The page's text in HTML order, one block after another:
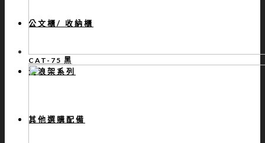
公文櫃/ 收納櫃
波浪架系列
其他選購配備
CAT-75 黑